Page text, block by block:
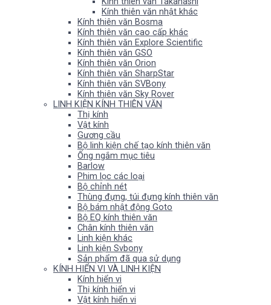
Kính thiên văn nhật khác
Kính thiên văn Bosma
Kính thiên văn cao cấp khác
Kính thiên văn Explore Scientific
Kính thiên văn GSO
Kính thiên văn Orion
Kính thiên văn SharpStar
Kính thiên văn SVBony
Kính thiên văn Sky Rover
LINH KIỆN KÍNH THIÊN VĂN
Thị kính
Vật kính
Gương cầu
Bộ linh kiện chế tạo kính thiên văn
Ống ngắm mục tiêu
Barlow
Phim lọc các loại
Bộ chỉnh nét
Thùng đựng, túi đựng kính thiên văn
Bộ bám nhật động Goto
Bộ EQ kính thiên văn
Chân kính thiên văn
Linh kiện khác
Linh kiện Svbony
Sản phẩm đã qua sử dụng
KÍNH HIỂN VI VÀ LINH KIỆN
Kính hiển vi
Thị kính hiển vi
Vật kính hiển vi